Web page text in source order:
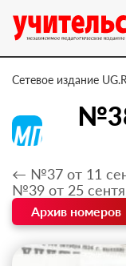
Сетевое издание
← №37 от 11
№39 от 25
Архив номеров